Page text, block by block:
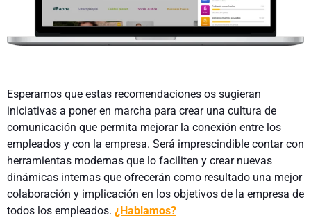
Esperamos que estas recomendaciones os sugieran
iniciativas a poner en marcha para crear una cultura de
comunicación que permita mejorar la conexión entre los
empleados y con la empresa. Será imprescindible contar con
herramientas modernas que lo faciliten y crear nuevas
dinámicas internas que ofrecerán como resultado una mejor
colaboración y implicación en los objetivos de la empresa de
todos los empleados. ¿Hablamos?